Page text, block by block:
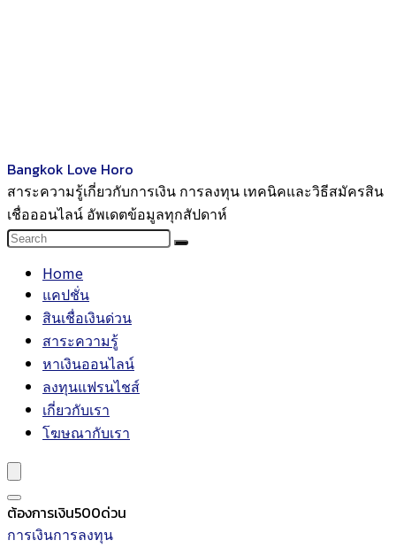
Bangkok Love Horo
สาระความรู้เกี่ยวกับการเงิน การลงทุน เทคนิคและวิธีสมัครสิน
เชื่อออนไลน์ อัพเดตข้อมูลทุกสัปดาห์
Home
แคปชั่น
สินเชื่อเงินด่วน
สาระความรู้
หาเงินออนไลน์
ลงทุนแฟรนไชส์
เกี่ยวกับเรา
โฆษณากับเรา
ต้องการเงิน500ด่วน
การเงินการลงทุน